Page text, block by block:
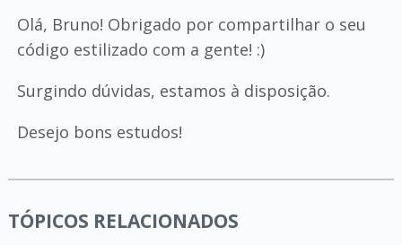
Olá, Bruno! Obrigado por compartilhar o seu
código estilizado com a gente! :)
Surgindo dúvidas, estamos à disposição.
Desejo bons estudos!
TÓPICOS RELACIONADOS